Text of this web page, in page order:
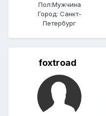
Пол:Мужчина
Город: Санкт-
Петербург
foxtroad